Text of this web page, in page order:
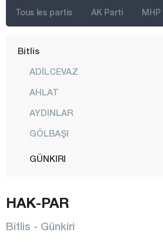
Tous les partis AK Parti MHP
Bingöl
Bitlis
ADİLCEVAZ
AHLAT
AYDINLAR
GÖLBAŞI
GÜNKIRI
HİZAN
KAVAKBAŞI
HAK-PAR
Bitlis - Günkiri